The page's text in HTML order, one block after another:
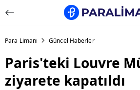
Para Limanı Güncel Haberler
Paris'teki Louvre
ziyarete kapatıldı